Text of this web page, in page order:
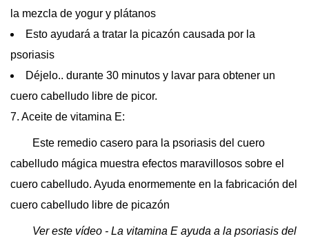
la mezcla de yogur y plátanos
Esto ayudará a tratar la picazón causada por la
psoriasis
Déjelo.. durante 30 minutos y lavar para obtener un
cuero cabelludo libre de picor.
7. Aceite de vitamina E:
Este remedio casero para la psoriasis del cuero
cabelludo mágica muestra efectos maravillosos sobre el
cuero cabelludo. Ayuda enormemente en la fabricación del
cuero cabelludo libre de picazón
Ver este vídeo - La vitamina E ayuda a la psoriasis del